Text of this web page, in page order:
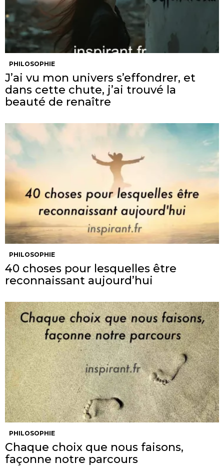
PHILOSOPHIE
J’ai vu mon univers s’effondrer, et
dans cette chute, j’ai trouvé la
beauté de renaître
PHILOSOPHIE
40 choses pour lesquelles être
reconnaissant aujourd’hui
PHILOSOPHIE
Chaque choix que nous faisons,
façonne notre parcours